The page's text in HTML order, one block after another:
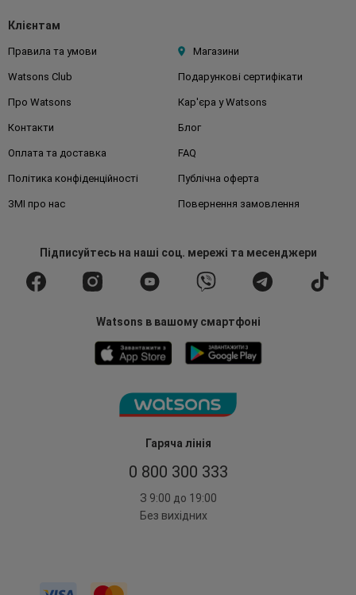
Гаряча лінія
0 800 300 333
З 9:00 до 19:00
Без вихідних
Клієнтам
Правила та умови Магазини
Watsons Club Подарункові сертифікати
Про Watsons Кар'єра у Watsons
Контакти Блог
Оплата та доставка FAQ
Політика конфіденційності Публічна оферта
ЗМІ про нас Повернення замовлення
Підписуйтесьна наші соц. мережі та месенджери
Watsons в вашому смартфоні